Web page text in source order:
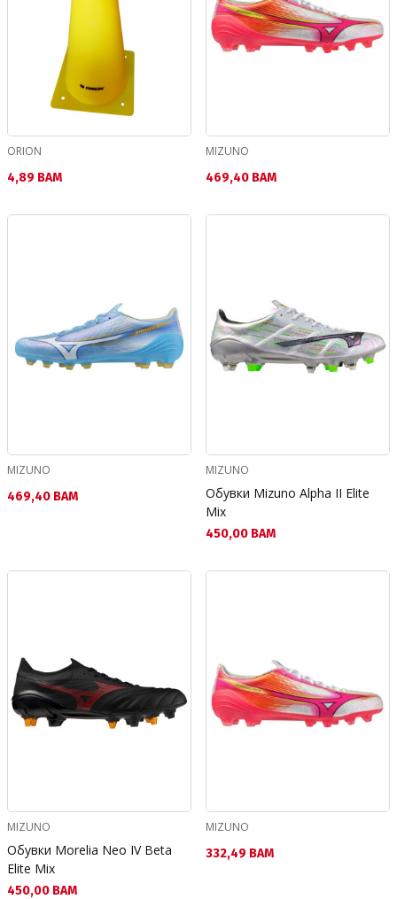
ORION
Текуща цена:
4,89 BAM
MIZUNO
Текуща цена:
469,40 BAM
MIZUNO
Текуща цена:
469,40 BAM
MIZUNO
Обувки Mizuno Alpha II Elite
Mix
Текуща цена:
450,00 BAM
MIZUNO
Обувки Morelia Neo IV Beta
Elite Mix
Текуща цена:
450,00 BAM
MIZUNO
Текуща цена:
332,49 BAM